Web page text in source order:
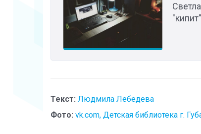
Текст: Людмила Лебедева
Фото: vk.com, Детская библиотека г.